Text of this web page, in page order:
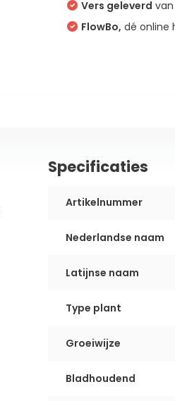
Vers geleverd
FlowBo, dé online
Specificaties
Artikelnummer
Nederlandse naam
Latijnse naam
Type plant
Groeiwijze
Bladhoudend